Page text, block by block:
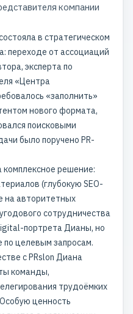
компании
в стратегическом
переходе от ассоциаций
эксперта по
«Центра
«заполнить»
нового формата,
поисковыми
было поручено PR-
решение:
(глубокую SEO-
на авторитетных
сотрудничества
портрета Дианы, но
по целевым запросам.
с PRslon Диана
команды,
трудоёмких
ценность